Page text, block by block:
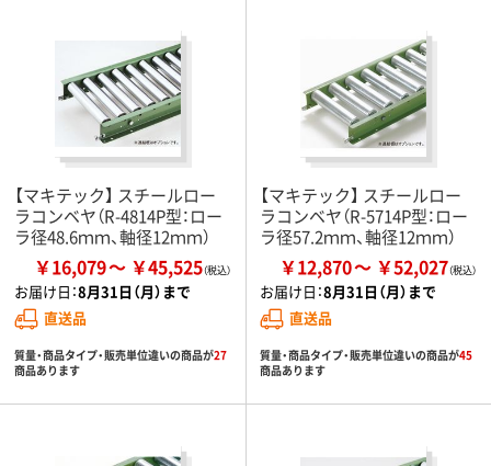
【マキテック】 スチールロー
ラコンベヤ（R-4814P型：ロー
ラ径48.6ｍｍ、軸径12ｍｍ）
￥16,079 ￥45,525
お届け日：8月31日（月）まで
直送品
質量・商品タイプ・販売単位違いの商品が27
商品あります
【マキテック】 スチールロー
ラコンベヤ（R-5714P型：ロー
ラ径57.2ｍｍ、軸径12ｍｍ）
￥12,870 ￥52,027
お届け日：8月31日（月）まで
直送品
質量・商品タイプ・販売単位違いの商品が45
商品あります